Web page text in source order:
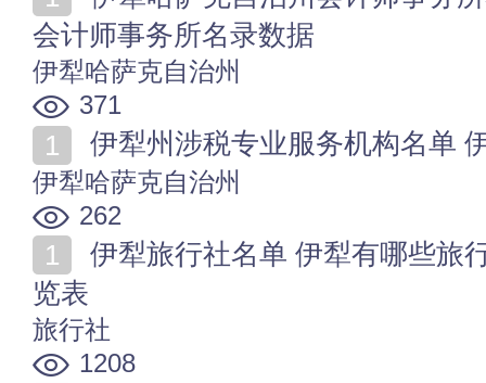
会计师事务所名录数据
伊犁哈萨克自治州
371
伊犁州涉税专业服务机构名单
伊犁哈萨克自治州
262
览表
旅行社
1208